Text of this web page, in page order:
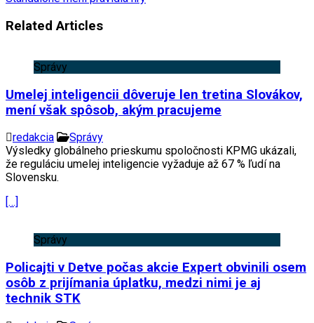
Related Articles
Správy
Umelej inteligencii dôveruje len tretina Slovákov,
mení však spôsob, akým pracujeme
redakcia
Správy
Výsledky globálneho prieskumu spoločnosti KPMG ukázali,
že reguláciu umelej inteligencie vyžaduje až 67 % ľudí na
Slovensku.
[…]
Správy
Policajti v Detve počas akcie Expert obvinili osem
osôb z prijímania úplatku, medzi nimi je aj
technik STK